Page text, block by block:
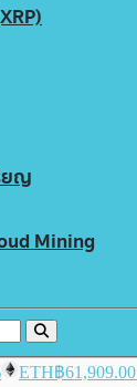
ยญ
Mining
ETH฿61,909.00